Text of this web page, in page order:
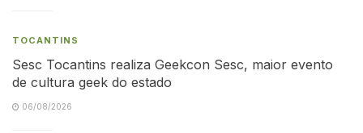
TOCANTINS
Sesc Tocantins realiza Geekcon Sesc, maior evento
de cultura geek do estado
06/08/2026